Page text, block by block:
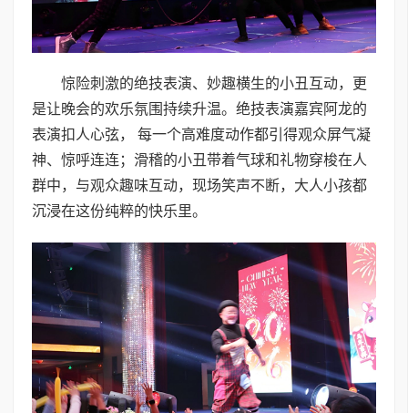
惊险刺激的绝技表演、妙趣横生的小丑互动，更
是让晚会的欢乐氛围持续升温。绝技表演嘉宾阿龙的
表演扣人心弦， 每一个高难度动作都引得观众屏气凝
神、惊呼连连；滑稽的小丑带着气球和礼物穿梭在人
群中，与观众趣味互动，现场笑声不断，大人小孩都
沉浸在这份纯粹的快乐里。